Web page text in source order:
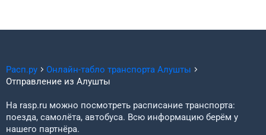
Расп.ру Онлайн-табло транспорта Алушты
Отправление из Алушты
На rasp.ru можно посмотреть расписание транспорта:
поезда, самолёта, автобуса. Всю информацию берём у
нашего партнёра.